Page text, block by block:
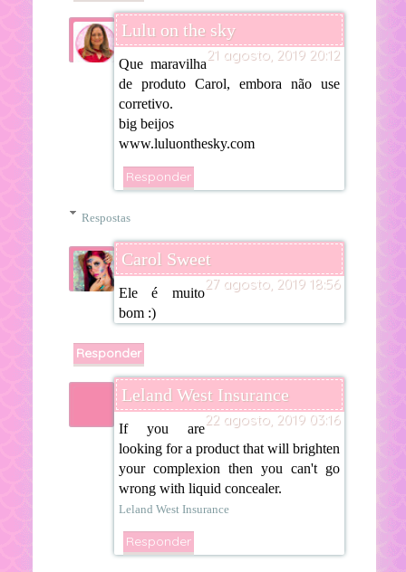
Lulu on the sky
21 agosto, 2019 20:12
Que maravilha
de produto Carol, embora não use
corretivo.
big beijos
www.luluonthesky.com
Responder
Respostas
Carol Sweet
27 agosto, 2019 18:56
Ele é muito
bom :)
Responder
Leland West Insurance
22 agosto, 2019 03:16
If you are
looking for a product that will brighten
your complexion then you can't go
wrong with liquid concealer.
Leland West Insurance
Responder